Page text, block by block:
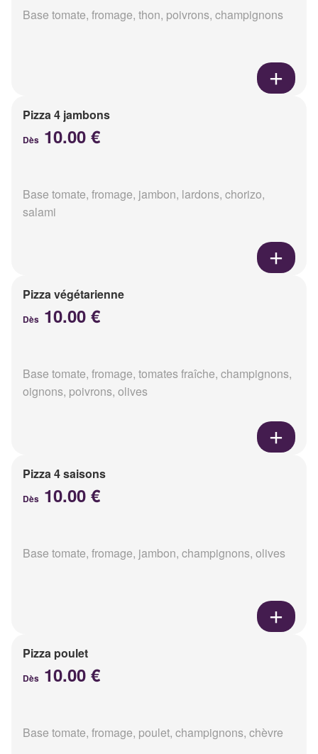
Base tomate, fromage, thon, poivrons, champignons
Pizza 4 jambons
Dès 10.00 €
Base tomate, fromage, jambon, lardons, chorizo,
salami
Pizza végétarienne
Dès 10.00 €
Base tomate, fromage, tomates fraîche, champignons,
oignons, poivrons, olives
Pizza 4 saisons
Dès 10.00 €
Base tomate, fromage, jambon, champignons, olives
Pizza poulet
Dès 10.00 €
Base tomate, fromage, poulet, champignons, chèvre